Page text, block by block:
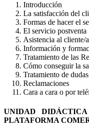
Introducción
La satisfacción del
Formas de hacer el
El servicio postventa
Asistencia al cliente/a
Información y
Tratamiento de las
Cómo conseguir la
Tratamiento de
Reclamaciones
Cara a cara o por
UNIDAD
PLATAFORMA